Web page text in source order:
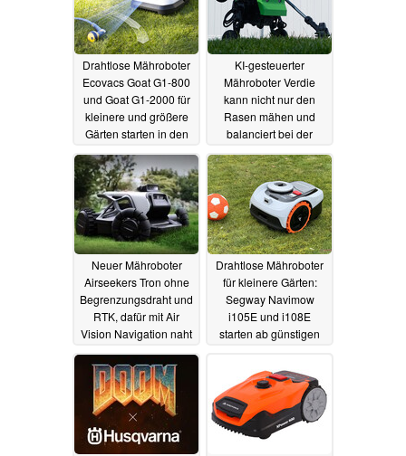
Drahtlose Mähroboter
Ecovacs Goat G1-800
und Goat G1-2000 für
kleinere und größere
Gärten starten in den
06.03.2024
KI-gesteuerter
Mähroboter Verdie
kann nicht nur den
Rasen mähen und
balanciert bei der
03.03.2024
Neuer Mähroboter
Airseekers Tron ohne
Begrenzungsdraht und
RTK, dafür mit Air
Vision Navigation naht
02.03.2024
Drahtlose Mähroboter
für kleinere Gärten:
Segway Navimow
i105E und i108E
starten ab günstigen